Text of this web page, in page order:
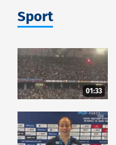
Sport
01:33